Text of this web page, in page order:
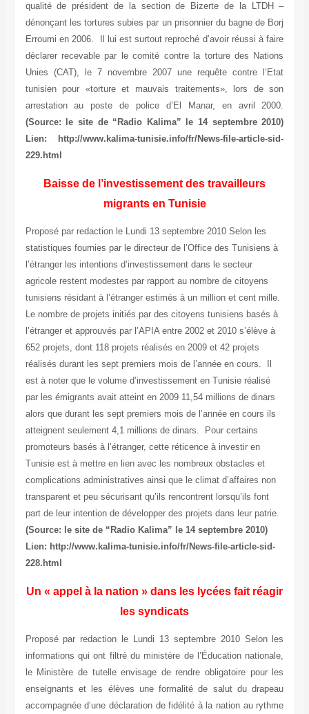
qualité de président de la section de Bizerte de la LTDH –
dénonçant les tortures subies par un prisonnier du bagne de Borj
Erroumi en 2006. Il lui est surtout reproché d’avoir réussi à faire
déclarer recevable par le comité contre la torture des Nations
Unies (CAT), le 7 novembre 2007 une requête contre l’Etat
tunisien pour «torture et mauvais traitements», lors de son
arrestation au poste de police d’El Manar, en avril 2000.
(Source: le site de “Radio Kalima” le 14 septembre 2010)
Lien: http://www.kalima-tunisie.info/fr/News-file-article-sid-
229.html
Baisse de l’investissement des travailleurs
migrants en Tunisie
Proposé par redaction le Lundi 13 septembre 2010 Selon les
statistiques fournies par le directeur de l’Office des Tunisiens à
l’étranger les intentions d’investissement dans le secteur
agricole restent modestes par rapport au nombre de citoyens
tunisiens résidant à l’étranger estimés à un million et cent mille.
Le nombre de projets initiés par des citoyens tunisiens basés à
l’étranger et approuvés par l’APIA entre 2002 et 2010 s’élève à
652 projets, dont 118 projets réalisés en 2009 et 42 projets
réalisés durant les sept premiers mois de l’année en cours. Il
est à noter que le volume d’investissement en Tunisie réalisé
par les émigrants avait atteint en 2009 11,54 millions de dinars
alors que durant les sept premiers mois de l’année en cours ils
atteignent seulement 4,1 millions de dinars. Pour certains
promoteurs basés à l’étranger, cette réticence à investir en
Tunisie est à mettre en lien avec les nombreux obstacles et
complications administratives ainsi que le climat d’affaires non
transparent et peu sécurisant qu’ils rencontrent lorsqu’ils font
part de leur intention de développer des projets dans leur patrie.
(Source: le site de “Radio Kalima” le 14 septembre 2010)
Lien: http://www.kalima-tunisie.info/fr/News-file-article-sid-
228.html
Un « appel à la nation » dans les lycées fait réagir
les syndicats
Proposé par redaction le Lundi 13 septembre 2010 Selon les
informations qui ont filtré du ministère de l’Éducation nationale,
le Ministère de tutelle envisage de rendre obligatoire pour les
enseignants et les élèves une formalité de salut du drapeau
accompagnée d’une déclaration de fidélité à la nation au rythme